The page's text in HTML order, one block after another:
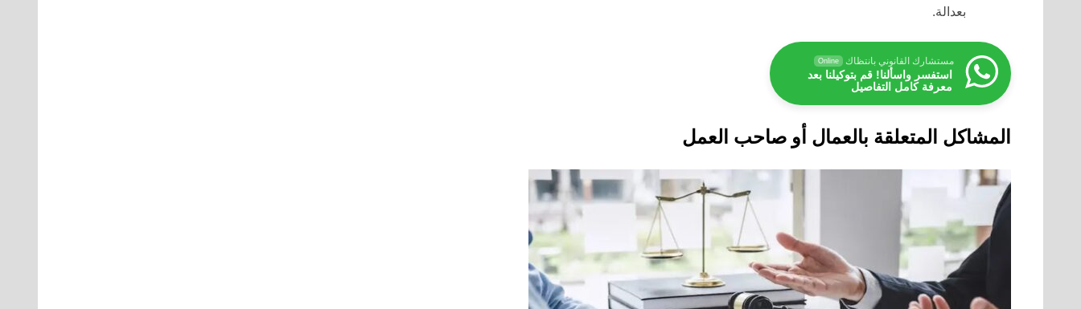
بعدالة.
مستشارك القانوني بانتظاك Online
استفسر واسألنا! قم بتوكيلنا بعد
معرفة كامل التفاصيل
المشاكل المتعلقة بالعمال أو صاحب العمل